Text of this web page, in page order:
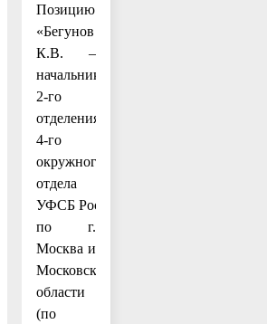
Позицию
«Бегунов
К.В. –
начальник
2-го
отделения
4-го
окружного
отдела
УФСБ России
по г.
Москва и
Московской
области
(по